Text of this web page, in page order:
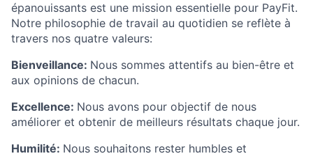
épanouissants est une mission essentielle pour PayFit.
Notre philosophie de travail au quotidien se reflète à
travers nos quatre valeurs:
Bienveillance: Nous sommes attentifs au bien-être et
aux opinions de chacun.
Excellence: Nous avons pour objectif de nous
améliorer et obtenir de meilleurs résultats chaque jour.
Humilité: Nous souhaitons rester humbles et